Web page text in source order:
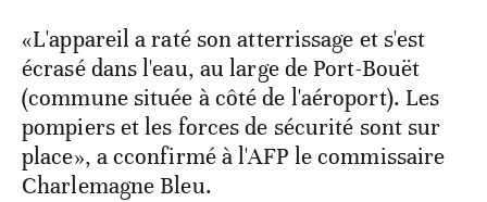
«L'appareil a raté son atterrissage et s'est
écrasé dans l'eau, au large de Port-Bouët
(commune située à côté de l'aéroport). Les
pompiers et les forces de sécurité sont sur
place», a cconfirmé à l'AFP le commissaire
Charlemagne Bleu.